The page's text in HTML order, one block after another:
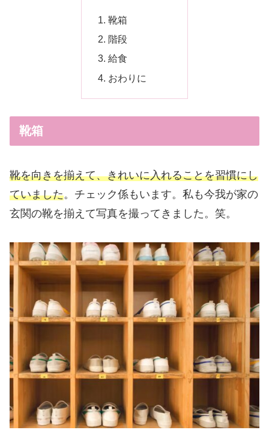
靴箱
階段
給食
おわりに
靴箱
靴を向きを揃えて、きれいに入れることを習慣にし
ていました。チェック係もいます。私も今我が家の
玄関の靴を揃えて写真を撮ってきました。笑。